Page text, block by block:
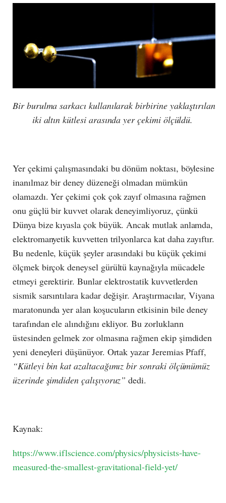
Bir burulma sarkacı kullanılarak birbirine yaklaştırılan
iki altın kütlesi arasında yer çekimi ölçüldü.
Yer çekimi çalışmasındaki bu dönüm noktası, böylesine
inanılmaz bir deney düzeneği olmadan mümkün
olamazdı. Yer çekimi çok çok zayıf olmasına rağmen
onu güçlü bir kuvvet olarak deneyimliyoruz, çünkü
Dünya bize kıyasla çok büyük. Ancak mutlak anlamda,
elektromanyetik kuvvetten trilyonlarca kat daha zayıftır.
Bu nedenle, küçük şeyler arasındaki bu küçük çekimi
ölçmek birçok deneysel gürültü kaynağıyla mücadele
etmeyi gerektirir. Bunlar elektrostatik kuvvetlerden
sismik sarsıntılara kadar değişir. Araştırmacılar, Viyana
maratonunda yer alan koşucuların etkisinin bile deney
tarafından ele alındığını ekliyor. Bu zorlukların
üstesinden gelmek zor olmasına rağmen ekip şimdiden
yeni deneyleri düşünüyor. Ortak yazar Jeremias Pfaff,
“Kütleyi bin kat azaltacağımız bir sonraki ölçümümüz
üzerinde şimdiden çalışıyoruz” dedi.
Kaynak:
https://www.iflscience.com/physics/physicists-have-
measured-the-smallest-gravitational-field-yet/